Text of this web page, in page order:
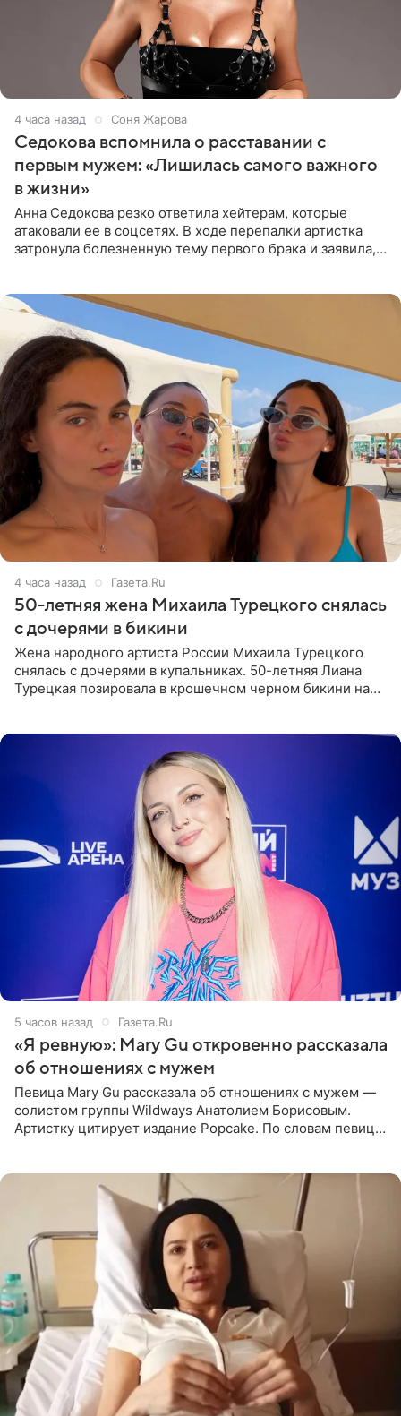
4 часа назад Соня Жарова
Седокова вспомнила о расставании с
первым мужем: «Лишилась самого важного
в жизни»
Анна Седокова резко ответила хейтерам, которые
атаковали ее в соцсетях. В ходе перепалки артистка
затронула болезненную тему первого брака и заявила,
4 часа назад Газета.Ru
50-летняя жена Михаила Турецкого снялась
с дочерями в бикини
Жена народного артиста России Михаила Турецкого
снялась с дочерями в купальниках. 50-летняя Лиана
Турецкая позировала в крошечном черном бикини на
5 часов назад Газета.Ru
«Я ревную»: Mary Gu откровенно рассказала
об отношениях с мужем
Певица Mary Gu рассказала об отношениях с мужем —
солистом группы Wildways Анатолием Борисовым.
Артистку цитирует издание Popcake. По словам певицы,